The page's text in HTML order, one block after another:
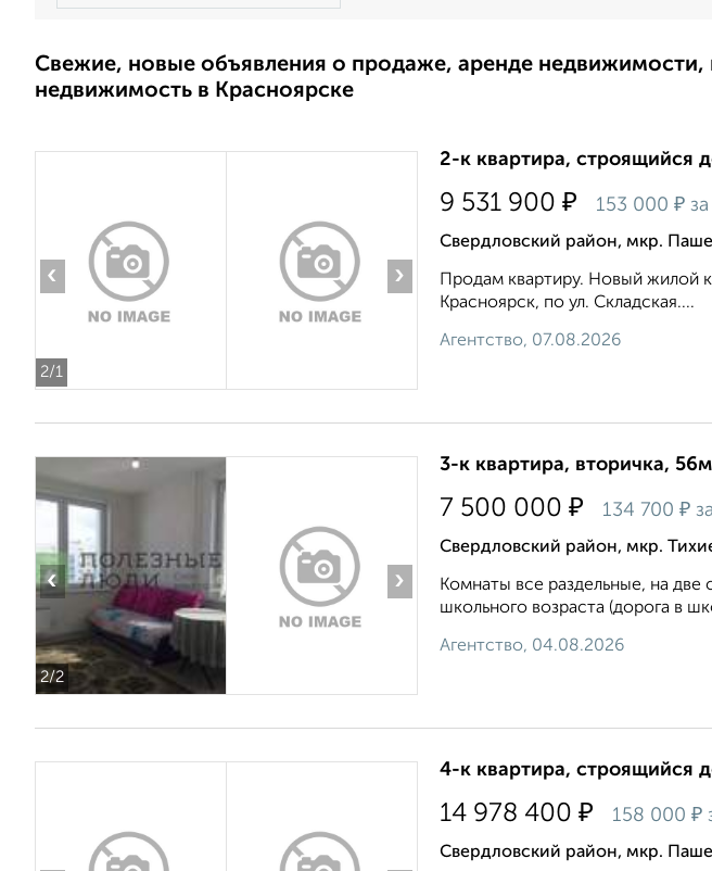
Свежие, новые объявления о продаже, аренде
недвижимость в Красноярске
2/1
‹ ›
2-к квартира, строящийся
9 531 900 ₽ 153 000 ₽
Свердловский район, мкр.
Продам квартиру. Новый жилой
Красноярск, по ул. Складская....
Агентство, 07.08.2026
2/2
‹ ›
3-к квартира, вторичка,
7 500 000 ₽ 134 700 ₽
Свердловский район, мкр.
Комнаты все раздельные, на
школьного возраста (дорога в
Агентство, 04.08.2026
4-к квартира, строящийся
14 978 400 ₽ 158 000 ₽
Свердловский район, мкр.